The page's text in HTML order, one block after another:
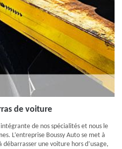
de voiture
de nos spécialités et nous le
L’entreprise Boussy Auto se met à
une voiture hors d’usage,